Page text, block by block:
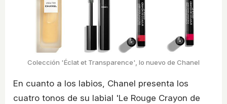
Colección 'Éclat et Transparence', lo nuevo de Chanel
En cuanto a los labios, Chanel presenta los
cuatro tonos de su labial 'Le Rouge Crayon de